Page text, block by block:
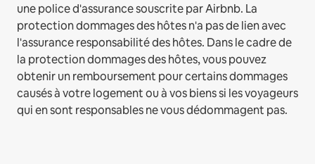
une police d'assurance souscrite par Airbnb. La
protection dommages des hôtes n'a pas de lien avec
l'assurance responsabilité des hôtes. Dans le cadre de
la protection dommages des hôtes, vous pouvez
obtenir un remboursement pour certains dommages
causés à votre logement ou à vos biens si les voyageurs
qui en sont responsables ne vous dédommagent pas.